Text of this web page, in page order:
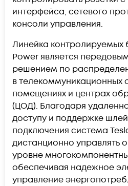
интерфейса, сетевого
консоли управления.
Линейка контролируемых
Power является
решением по
в телекоммуникационных
помещениях и центрах
(ЦОД). Благодаря
доступу и поддержке
подключения система
дистанционно управлять
уровне
обеспечивая надежное
управление